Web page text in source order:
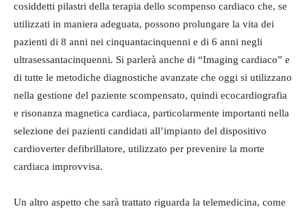
cosiddetti pilastri della terapia dello scompenso cardiaco che, se
utilizzati in maniera adeguata, possono prolungare la vita dei
pazienti di 8 anni nei cinquantacinquenni e di 6 anni negli
ultrasessantacinquenni. Si parlerà anche di “Imaging cardiaco” e
di tutte le metodiche diagnostiche avanzate che oggi si utilizzano
nella gestione del paziente scompensato, quindi ecocardiografia
e risonanza magnetica cardiaca, particolarmente importanti nella
selezione dei pazienti candidati all’impianto del dispositivo
cardioverter defibrillatore, utilizzato per prevenire la morte
cardiaca improvvisa.
Un altro aspetto che sarà trattato riguarda la telemedicina, come